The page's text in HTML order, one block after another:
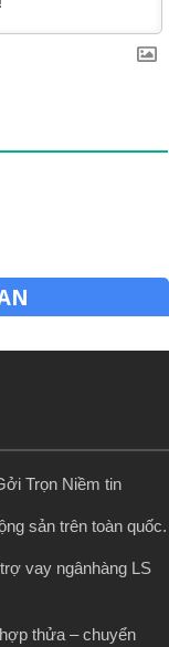
Trọn Niềm tin
sản trên toàn quốc.
vay ngânhàng LS
thửa – chuyển